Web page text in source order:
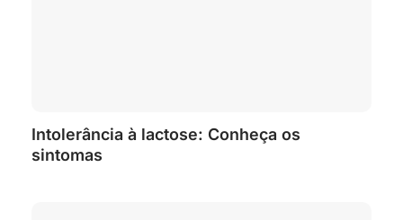
Intolerância à lactose: Conheça os
sintomas